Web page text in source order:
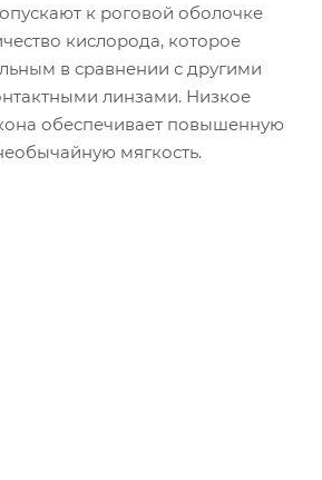
к роговой оболочке
кислорода, которое
в сравнении с другими
линзами. Низкое
обеспечивает повышенную
мягкость.